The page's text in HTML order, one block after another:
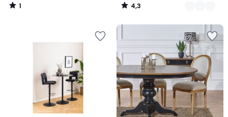
1
/
4,3
/